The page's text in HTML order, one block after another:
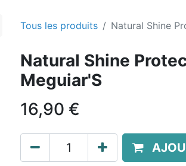
Tous les produits Natural Shine
Natural Shine
Meguiar'S
16,90 €